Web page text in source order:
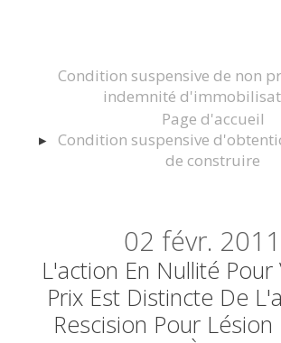
Condition suspensive de non
indemnité
Page d'accueil
Condition suspensive
de construire
02 févr. 2011
L'action En Nullité Pour
Prix Est Distincte De
Rescision Pour